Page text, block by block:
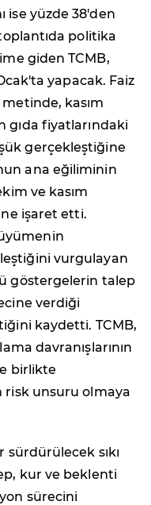
ise yüzde 38'den
politika
giden TCMB,
yapacak. Faiz
metinde, kasım
gıda fiyatlarındaki
gerçekleştiğine
ana eğiliminin
ve kasım
işaret etti.
vurgulayan
göstergelerin talep
verdiği
kaydetti. TCMB,
davranışlarının
birlikte
risk unsuru olmaya
sıkı
kur ve beklenti
sürecini